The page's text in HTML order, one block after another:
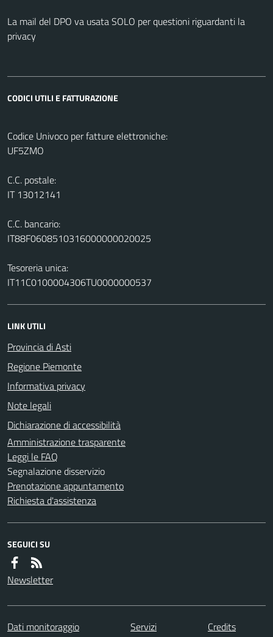
La mail del DPO va usata SOLO per questioni riguardanti la
privacy
CODICI UTILI E FATTURAZIONE
Codice Univoco per fatture elettroniche:
UF5ZMO
C.C. postale:
IT 13012141
C.C. bancario:
IT88F0608510316000000020025
Tesoreria unica:
IT11C0100004306TU0000000537
LINK UTILI
Provincia di Asti
Regione Piemonte
Informativa privacy
Note legali
Dichiarazione di accessibilità
Amministrazione trasparente
Leggi le FAQ
Segnalazione disservizio
Prenotazione appuntamento
Richiesta d'assistenza
SEGUICI SU
Newsletter
Dati monitoraggio Servizi
Credits